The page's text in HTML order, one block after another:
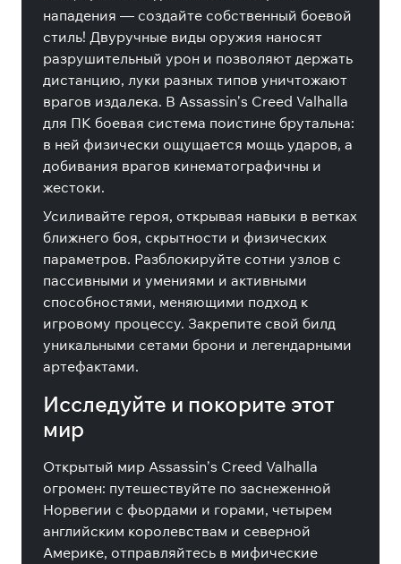
нападения — создайте собственный боевой
стиль! Двуручные виды оружия наносят
разрушительный урон и позволяют держать
дистанцию, луки разных типов уничтожают
врагов издалека. В Assassin’s Creed Valhalla
для ПК боевая система поистине брутальна:
в ней физически ощущается мощь ударов, а
добивания врагов кинематографичны и
жестоки.
Усиливайте героя, открывая навыки в ветках
ближнего боя, скрытности и физических
параметров. Разблокируйте сотни узлов с
пассивными и умениями и активными
способностями, меняющими подход к
игровому процессу. Закрепите свой билд
уникальными сетами брони и легендарными
артефактами.
Исследуйте и покорите этот
мир
Открытый мир Assassin’s Creed Valhalla
огромен: путешествуйте по заснеженной
Норвегии с фьордами и горами, четырем
английским королевствам и северной
Америке, отправляйтесь в мифические